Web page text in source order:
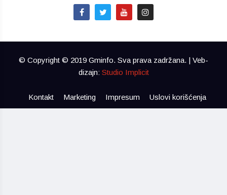
© Copyright © 2019 Gminfo. Sva prava zadržana. | Veb-
dizajn: Studio Implicit
Kontakt Marketing Impresum Uslovi korišćenja